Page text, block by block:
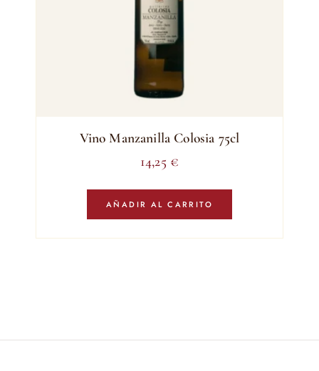
Vino Manzanilla Colosia 75cl
14,25 €
AÑADIR AL CARRITO